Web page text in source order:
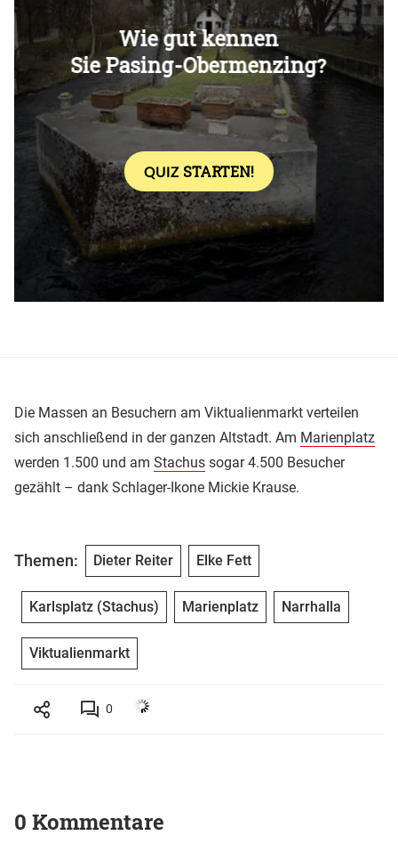
Die Massen an Besuchern am Viktualienmarkt verteilen
sich anschließend in der ganzen Altstadt. Am Marienplatz
werden 1.500 und am Stachus sogar 4.500 Besucher
gezählt – dank Schlager-Ikone Mickie Krause.
Themen: Dieter Reiter Elke Fett
Karlsplatz (Stachus) Marienplatz Narrhalla
Viktualienmarkt
0
0 Kommentare